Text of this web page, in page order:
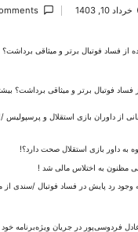
خرداد 10, 1403
فوتبال برتر و میثاقی برداشت؟
از داوران بازی استقلال و پرسپولیس
به داور بازی استقلال صحت دارد؟!
مظنون به اختلاس مالی شد !
وجود رد پایش در فساد فوتبال /سندی از
فردوسی‌پور در جریان ویژه‌برنامه خود